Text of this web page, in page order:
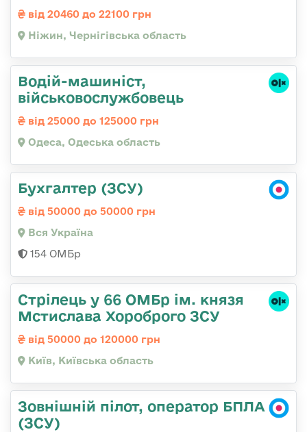
від 20460 до 22100 грн
Ніжин, Чернігівська область
Водій-машиніст,
військовослужбовець
від 25000 до 125000 грн
Одеса, Одеська область
Бухгалтер (ЗСУ)
від 50000 до 50000 грн
Вся Україна
154 ОМБр
Стрілець у 66 ОМБр ім. князя
Мстислава Хороброго ЗСУ
від 50000 до 120000 грн
Київ, Київська область
Зовнішній пілот, оператор БПЛА
(ЗСУ)